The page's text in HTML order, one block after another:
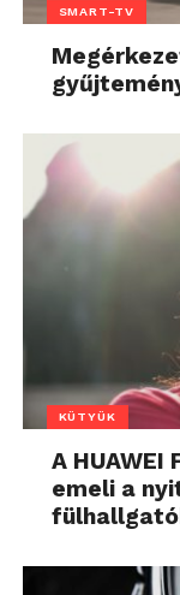
SMART-TV
KÜTYÜK
A HUAWEI
emeli a